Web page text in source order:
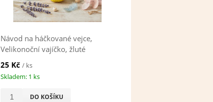
Návod na háčkované vejce,
Velikonoční vajíčko, žluté
25 Kč/ ks
Skladem: 1 ks
DO KOŠÍKU